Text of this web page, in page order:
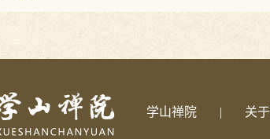
学山禅院 | 关